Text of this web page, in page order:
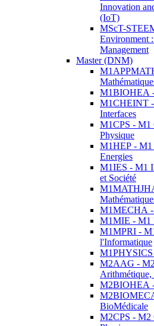
Innovation
(IoT)
MScT-
Environment
Management
Master (DNM)
M1BIOHEA
M1CHEINT
Interfaces
M1CPS - M1
Physique
M1HEP - M1
Energies
M1IES - M1
et Société
M1MECHA -
M1MIE - M1
M1MPRI -
l'Informatique
M2AAG -
Arithmétique,
M2BIOHEA
BioMédicale
M2CPS - M2